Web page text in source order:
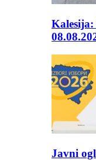
Kalesija:
Javni